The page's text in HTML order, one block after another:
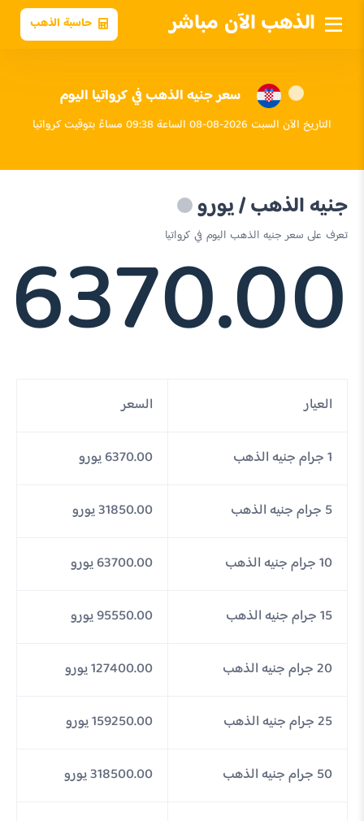
الذهب الآن مباشر حاسبة الذهب
سعر جنيه الذهب في كرواتيا اليوم
التاريخ الآن السبت 2026-08-08 الساعة 09:38 مساءً بتوقيت كرواتيا
جنيه الذهب / يورو
تعرف على سعر جنيه الذهب اليوم في كرواتيا
6370.00
العيار السعر
1 جرام جنيه الذهب 6370.00 يورو
5 جرام جنيه الذهب 31850.00 يورو
10 جرام جنيه الذهب 63700.00 يورو
15 جرام جنيه الذهب 95550.00 يورو
20 جرام جنيه الذهب 127400.00 يورو
25 جرام جنيه الذهب 159250.00 يورو
50 جرام جنيه الذهب 318500.00 يورو